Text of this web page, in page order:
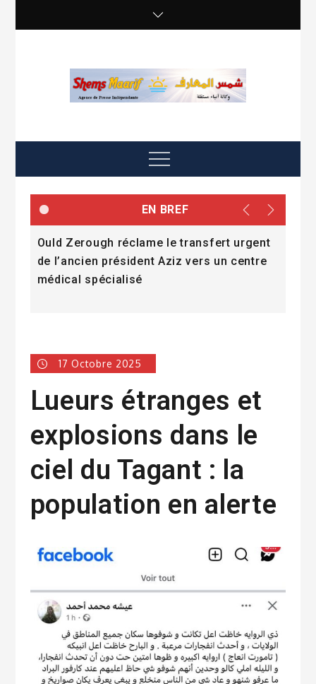
Menu
EN BREF
Ould Zerough réclame le transfert urgent
de l’ancien président Aziz vers un centre
médical spécialisé
17 Octobre 2025
Lueurs étranges et
explosions dans le
ciel du Tagant : la
population en alerte